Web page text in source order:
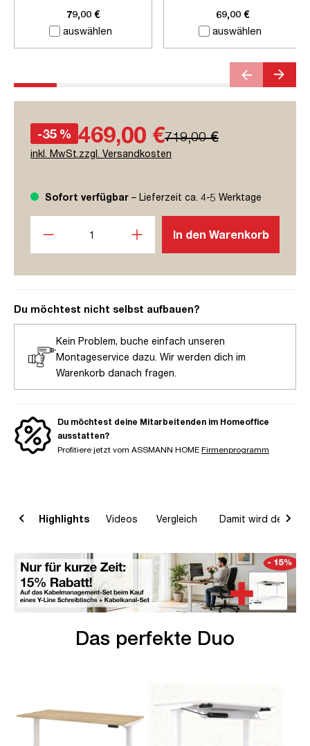
auswählen
79,00 €
auswählen
69,00 €
-35 % 469,00 €719,00 €
inkl. MwSt.zzgl. Versandkosten
Sofort verfügbar – Lieferzeit ca. 4-5 Werktage
In den Warenkorb
Du möchtest nicht selbst aufbauen?
Kein Problem, buche einfach unseren
Montageservice dazu. Wir werden dich im
Warenkorb danach fragen.
Du möchtest deine Mitarbeitenden im Homeoffice
ausstatten?
Profitiere jetzt vom ASSMANN HOME Firmenprogramm
Highlights Videos Vergleich Damit wird dein
Das perfekte Duo